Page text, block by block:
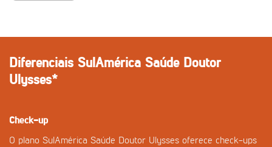
Diferenciais SulAmérica Saúde Doutor
Ulysses*
Check-up
O plano SulAmérica Saúde Doutor Ulysses oferece check-ups